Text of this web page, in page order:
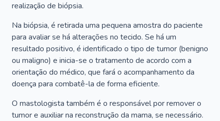
realização de biópsia.
Na biópsia, é retirada uma pequena amostra do paciente
para avaliar se há alterações no tecido. Se há um
resultado positivo, é identificado o tipo de tumor (benigno
ou maligno) e inicia-se o tratamento de acordo com a
orientação do médico, que fará o acompanhamento da
doença para combatê-la de forma eficiente.
O mastologista também é o responsável por remover o
tumor e auxiliar na reconstrução da mama, se necessário.